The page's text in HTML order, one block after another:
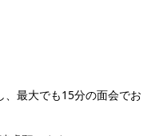
最大でも15分の面会でお